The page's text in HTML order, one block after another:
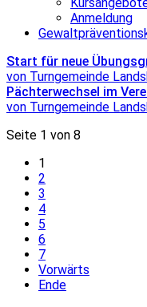
Anmeldung
Start für neue
von Turngemeinde
Pächterwechsel im
von Turngemeinde
Seite 1 von 8
1
2
3
4
5
6
7
Vorwärts
Ende